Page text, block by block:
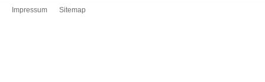
Impressum Sitemap